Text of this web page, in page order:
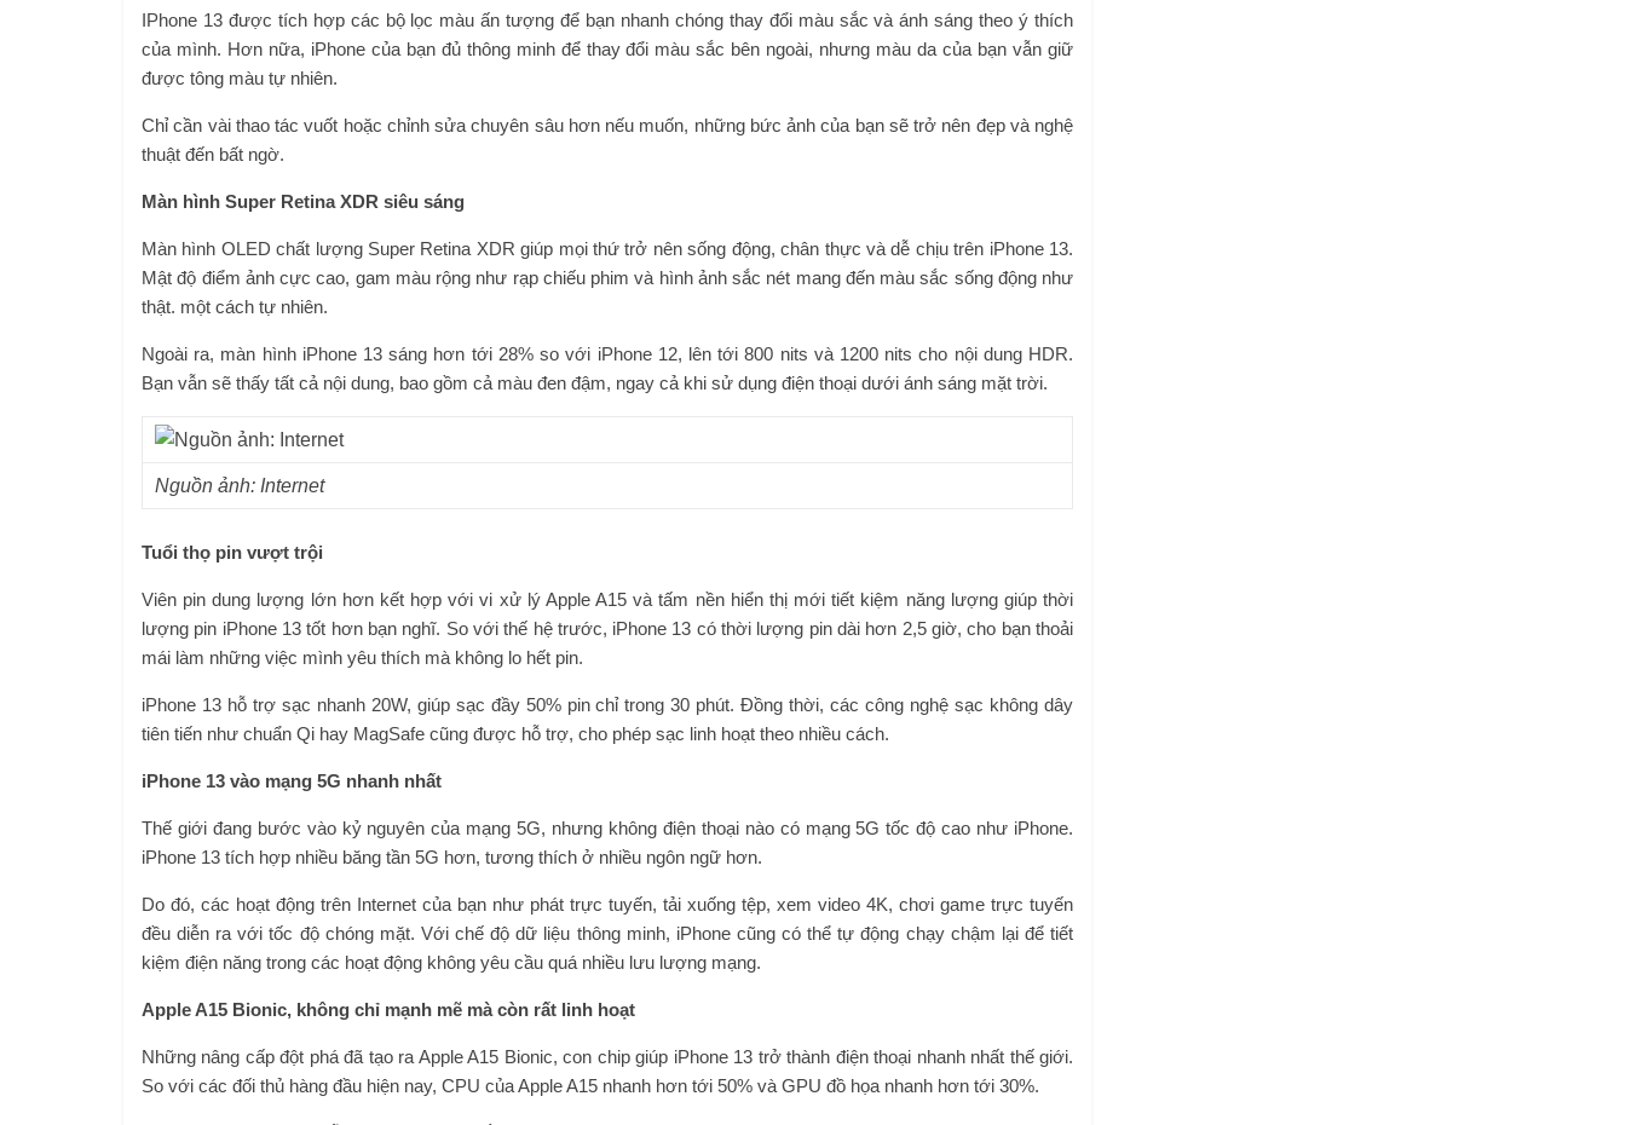
IPhone 13 được tích hợp các bộ lọc màu ấn tượng để bạn nhanh chóng thay đổi màu sắc và ánh sáng theo ý thích
của mình. Hơn nữa, iPhone của bạn đủ thông minh để thay đổi màu sắc bên ngoài, nhưng màu da của bạn vẫn giữ
được tông màu tự nhiên.
Chỉ cần vài thao tác vuốt hoặc chỉnh sửa chuyên sâu hơn nếu muốn, những bức ảnh của bạn sẽ trở nên đẹp và nghệ
thuật đến bất ngờ.
Màn hình Super Retina XDR siêu sáng
Màn hình OLED chất lượng Super Retina XDR giúp mọi thứ trở nên sống động, chân thực và dễ chịu trên iPhone 13.
Mật độ điểm ảnh cực cao, gam màu rộng như rạp chiếu phim và hình ảnh sắc nét mang đến màu sắc sống động như
thật. một cách tự nhiên.
Ngoài ra, màn hình iPhone 13 sáng hơn tới 28% so với iPhone 12, lên tới 800 nits và 1200 nits cho nội dung HDR.
Bạn vẫn sẽ thấy tất cả nội dung, bao gồm cả màu đen đậm, ngay cả khi sử dụng điện thoại dưới ánh sáng mặt trời.
Nguồn ảnh: Internet
Tuổi thọ pin vượt trội
Viên pin dung lượng lớn hơn kết hợp với vi xử lý Apple A15 và tấm nền hiển thị mới tiết kiệm năng lượng giúp thời
lượng pin iPhone 13 tốt hơn bạn nghĩ. So với thế hệ trước, iPhone 13 có thời lượng pin dài hơn 2,5 giờ, cho bạn thoải
mái làm những việc mình yêu thích mà không lo hết pin.
iPhone 13 hỗ trợ sạc nhanh 20W, giúp sạc đầy 50% pin chỉ trong 30 phút. Đồng thời, các công nghệ sạc không dây
tiên tiến như chuẩn Qi hay MagSafe cũng được hỗ trợ, cho phép sạc linh hoạt theo nhiều cách.
iPhone 13 vào mạng 5G nhanh nhất
Thế giới đang bước vào kỷ nguyên của mạng 5G, nhưng không điện thoại nào có mạng 5G tốc độ cao như iPhone.
iPhone 13 tích hợp nhiều băng tần 5G hơn, tương thích ở nhiều ngôn ngữ hơn.
Do đó, các hoạt động trên Internet của bạn như phát trực tuyến, tải xuống tệp, xem video 4K, chơi game trực tuyến
đều diễn ra với tốc độ chóng mặt. Với chế độ dữ liệu thông minh, iPhone cũng có thể tự động chạy chậm lại để tiết
kiệm điện năng trong các hoạt động không yêu cầu quá nhiều lưu lượng mạng.
Apple A15 Bionic, không chỉ mạnh mẽ mà còn rất linh hoạt
Những nâng cấp đột phá đã tạo ra Apple A15 Bionic, con chip giúp iPhone 13 trở thành điện thoại nhanh nhất thế giới.
So với các đối thủ hàng đầu hiện nay, CPU của Apple A15 nhanh hơn tới 50% và GPU đồ họa nhanh hơn tới 30%.